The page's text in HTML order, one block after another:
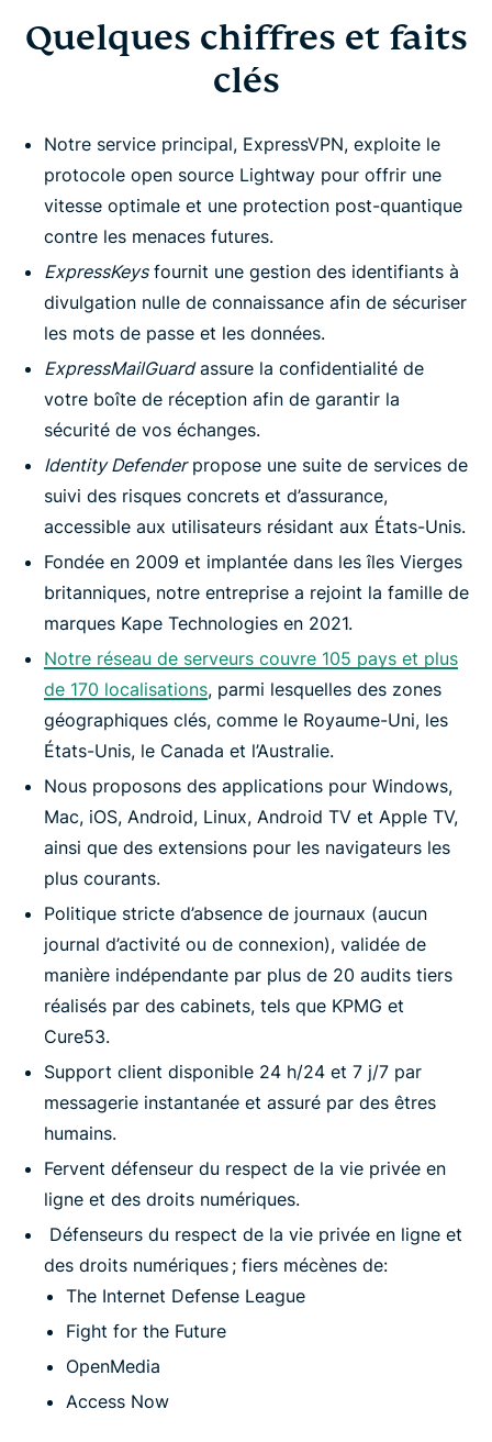
Quelques chiffres et faits
clés
Notre service principal, ExpressVPN, exploite le
protocole open source Lightway pour offrir une
vitesse optimale et une protection post-quantique
contre les menaces futures.
ExpressKeysfournit une gestion des identifiants à
divulgation nulle de connaissance afin de sécuriser
les mots de passe et les données.
ExpressMailGuardassure la confidentialité de
votre boîte de réception afin de garantir la
sécurité de vos échanges.
Identity Defenderpropose une suite de services de
suivi des risques concrets et d’assurance,
accessible aux utilisateurs résidant aux États-Unis.
Fondée en 2009 et implantée dans les îles Vierges
britanniques, notre entreprise a rejoint la famille de
marques Kape Technologies en 2021.
Notre réseau de serveurs couvre 105 pays et plus
de 170 localisations, parmi lesquelles des zones
géographiques clés, comme le Royaume-Uni, les
États-Unis, le Canada et l’Australie.
Nous proposons des applications pour Windows,
Mac, iOS, Android, Linux, Android TV et Apple TV,
ainsi que des extensions pour les navigateurs les
plus courants.
Politique stricte d’absence de journaux (aucun
journal d’activité ou de connexion), validée de
manière indépendante par plus de 20 audits tiers
réalisés par des cabinets, tels que KPMG et
Cure53.
Support client disponible 24 h/24 et 7 j/7 par
messagerie instantanée et assuré par des êtres
humains.
Fervent défenseur du respect de la vie privée en
ligne et des droits numériques.
Défenseurs du respect de la vie privée en ligne et
des droits numériques ; fiers mécènes de:
The Internet Defense League
Fight for the Future
OpenMedia
Access Now